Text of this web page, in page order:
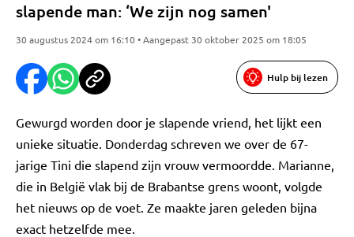
slapende man: ‘We zijn nog samen'
30 augustus 2024 om 16:10 • Aangepast 30 oktober 2025 om 18:05
Hulp bij lezen
Gewurgd worden door je slapende vriend, het lijkt een
unieke situatie. Donderdag schreven we over de 67-
jarige Tini die slapend zijn vrouw vermoordde. Marianne,
die in België vlak bij de Brabantse grens woont, volgde
het nieuws op de voet. Ze maakte jaren geleden bijna
exact hetzelfde mee.